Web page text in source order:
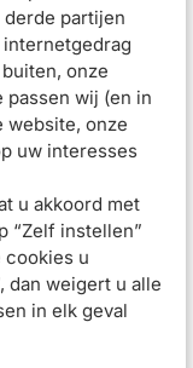
derde partijen
onze
wij (en in
website, onze
uw interesses
u akkoord met
“Zelf instellen”
cookies u
dan weigert u alle
in elk geval
is te heftig
puistjes en
duidelijk bij de
zou zijn tegen
wel dat dit een
acne tegen te